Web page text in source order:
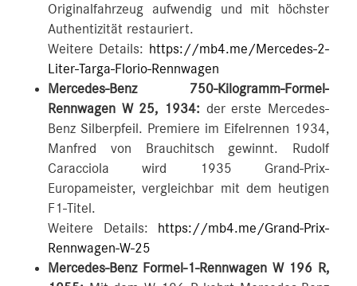
Originalfahrzeug aufwendig und mit höchster
Authentizität restauriert.
Weitere Details: https://mb4.me/Mercedes-2-
Liter-Targa-Florio-Rennwagen
Mercedes-Benz 750-Kilogramm-Formel-
Rennwagen W 25, 1934: der erste Mercedes-
Benz Silberpfeil. Premiere im Eifelrennen 1934,
Manfred von Brauchitsch gewinnt. Rudolf
Caracciola wird 1935 Grand-Prix-
Europameister, vergleichbar mit dem heutigen
F1-Titel.
Weitere Details:
https://mb4.me/Grand-Prix-
Rennwagen-W-25
Mercedes-Benz Formel-1-Rennwagen W 196 R,